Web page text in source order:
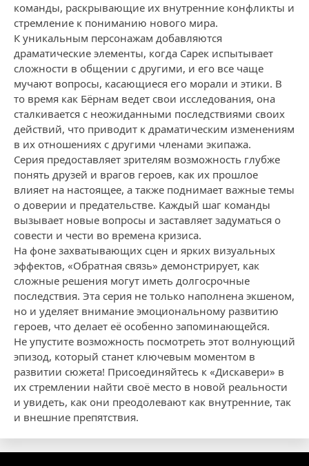
команды, раскрывающие их внутренние конфликты и
стремление к пониманию нового мира.
К уникальным персонажам добавляются
драматические элементы, когда Сарек испытывает
сложности в общении с другими, и его все чаще
мучают вопросы, касающиеся его морали и этики. В
то время как Бёрнам ведет свои исследования, она
сталкивается с неожиданными последствиями своих
действий, что приводит к драматическим изменениям
в их отношениях с другими членами экипажа.
Серия предоставляет зрителям возможность глубже
понять друзей и врагов героев, как их прошлое
влияет на настоящее, а также поднимает важные темы
о доверии и предательстве. Каждый шаг команды
вызывает новые вопросы и заставляет задуматься о
совести и чести во времена кризиса.
На фоне захватывающих сцен и ярких визуальных
эффектов, «Обратная связь» демонстрирует, как
сложные решения могут иметь долгосрочные
последствия. Эта серия не только наполнена экшеном,
но и уделяет внимание эмоциональному развитию
героев, что делает её особенно запоминающейся.
Не упустите возможность посмотреть этот волнующий
эпизод, который станет ключевым моментом в
развитии сюжета! Присоединяйтесь к «Дискавери» в
их стремлении найти своё место в новой реальности
и увидеть, как они преодолевают как внутренние, так
и внешние препятствия.